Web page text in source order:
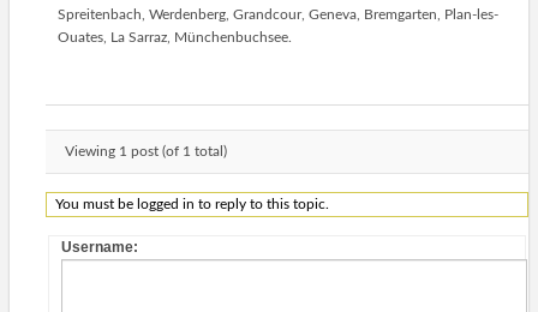
Spreitenbach, Werdenberg, Grandcour, Geneva, Bremgarten, Plan-les-
Ouates, La Sarraz, Münchenbuchsee.
Viewing 1 post (of 1 total)
You must be logged in to reply to this topic.
Username: